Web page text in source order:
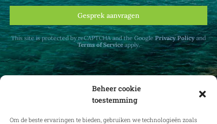
Beheer cookie
toestemming
Om de beste ervaringen te bieden, gebruiken we technologieën zoals
Gesprek aanvragen
This site is protected by reCAPTCHA and the GooglePrivacy Policyand
Terms of Serviceapply.
Ontvang maandelijks updates over
vastgoedrecht in binnen- en buitenland.